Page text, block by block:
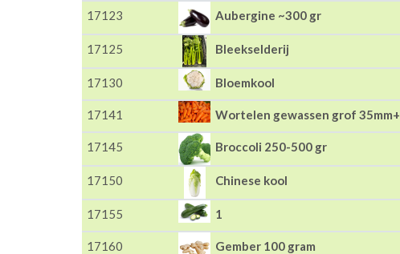
17123 Aubergine ~300 gr
17125 Bleekselderij
17130 Bloemkool
17141 Wortelen gewassen grof 35mm+
17145 Broccoli 250-500 gr
17150 Chinese kool
17155 1
17160 Gember 100 gram